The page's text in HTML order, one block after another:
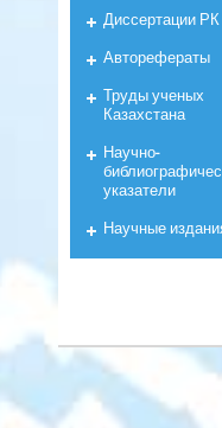
Диссертации РК
Авторефераты
Труды ученых
Казахстана
Научно-
указатели
Научные